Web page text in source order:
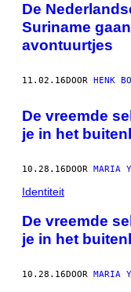
De
Suriname
avontuurtjes
11.02.16DOOR HENK
De vreemde
je in het
10.28.16DOOR MARIA
Identiteit
De vreemde
je in het
10.28.16DOOR MARIA